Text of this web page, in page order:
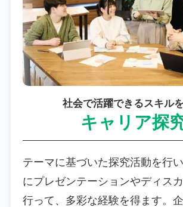
社会で活躍できるスキル
キャリア探
テーマに基づいた探究活動を行
にプレゼンテーションやディス
行って、多彩な経験を得ます。